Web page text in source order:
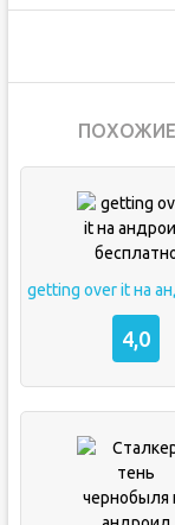
ПОХОЖИЕ
4,0